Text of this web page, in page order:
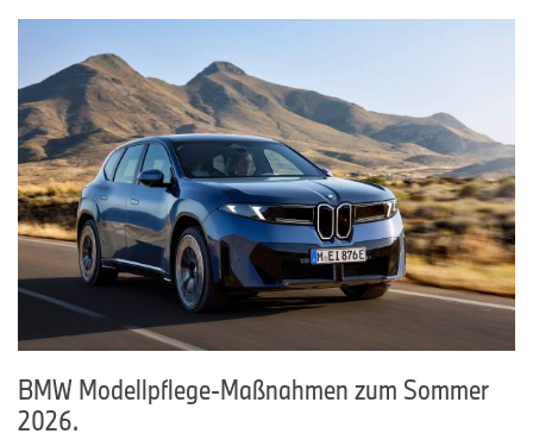
BMW Modellpflege-Maßnahmen zum Sommer
2026.